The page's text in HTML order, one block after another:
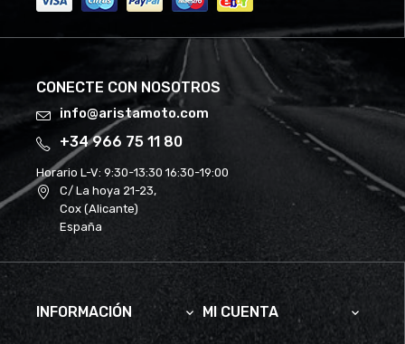
CONECTE CON NOSOTROS
info@aristamoto.com
+34 966 75 11 80
Horario L-V: 9:30-13:30 16:30-19:00
C/ La hoya 21-23,
Cox (Alicante)
España
INFORMACIÓN  MI CUENTA 